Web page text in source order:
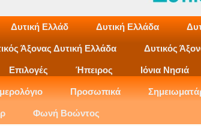
Δυτική Ελλάδ Δυτική Ελλάδα
Άξονας Δυτική Ελλάδα Δυτικός
Επιλογές Ήπειρος Ιόνια Νησιά
Προσωπικά
Φωνή Βοώντος